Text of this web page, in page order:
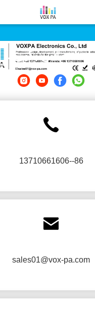
با ما تماس بگیرید
86--13710661606

sales01@vox-pa.com